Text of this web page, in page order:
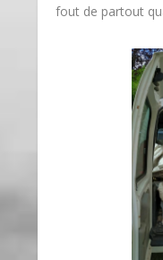
fout de partout